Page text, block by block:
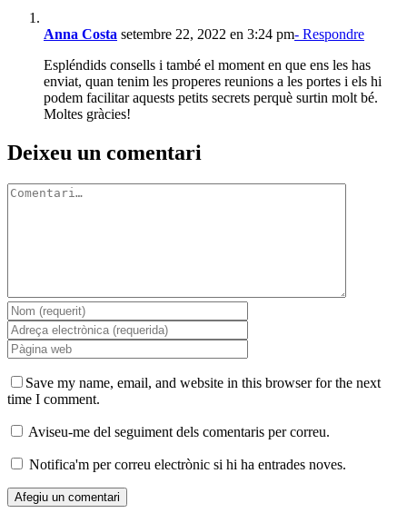
Anna Costa setembre 22, 2022 en 3:24 pm- Respondre
Espléndids consells i també el moment en que ens les has
enviat, quan tenim les properes reunions a les portes i els hi
podem facilitar aquests petits secrets perquè surtin molt bé.
Moltes gràcies!
Deixeu un comentari
Comment
Save my name, email, and website in this browser for the next
time I comment.
Aviseu-me del seguiment dels comentaris per correu.
Notifica'm per correu electrònic si hi ha entrades noves.